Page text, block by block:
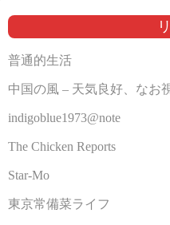
普通的生活
中国の風 – 天気良好、なお
indigoblue1973@note
The Chicken Reports
Star-Mo
東京常備菜ライフ